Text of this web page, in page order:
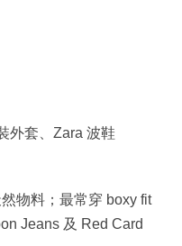
外套、Zara 波鞋
物料；最常穿 boxy fit
Jeans 及 Red Card